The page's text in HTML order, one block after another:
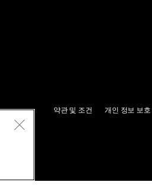
약관 및 조건 개인 정보 보